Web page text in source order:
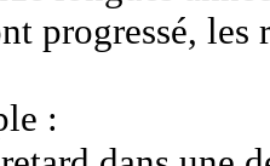
progressé,
: